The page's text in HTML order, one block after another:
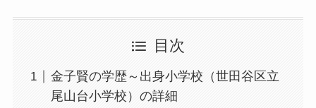
目次
金子賢の学歴～出身小学校（世田谷区立
尾山台小学校）の詳細